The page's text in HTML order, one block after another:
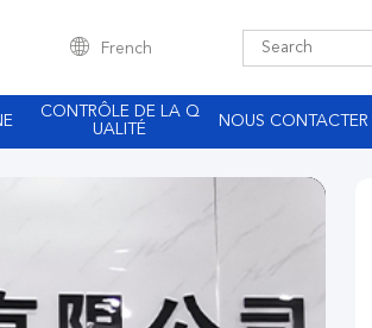
French
CONTRÔLE DE LA Q
UALITÉ
NOUS CONTACTER